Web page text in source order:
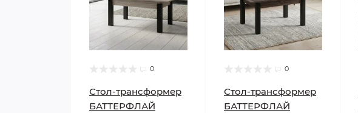
0
Стол-трансформер
БАТТЕРФЛАЙ
0
Стол-трансформер
БАТТЕРФЛАЙ